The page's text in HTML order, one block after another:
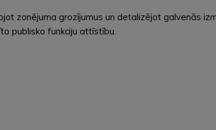
zonējuma grozījumus un detalizējot galvenās
publisko funkciju attīstību.